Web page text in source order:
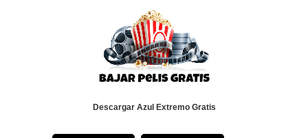
Descargar Azul Extremo Gratis